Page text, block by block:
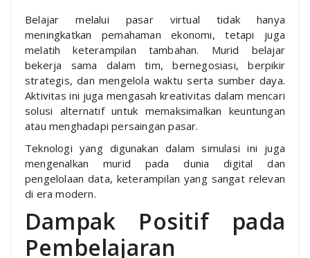
Belajar melalui pasar virtual tidak hanya
meningkatkan pemahaman ekonomi, tetapi juga
melatih keterampilan tambahan. Murid belajar
bekerja sama dalam tim, bernegosiasi, berpikir
strategis, dan mengelola waktu serta sumber daya.
Aktivitas ini juga mengasah kreativitas dalam mencari
solusi alternatif untuk memaksimalkan keuntungan
atau menghadapi persaingan pasar.
Teknologi yang digunakan dalam simulasi ini juga
mengenalkan murid pada dunia digital dan
pengelolaan data, keterampilan yang sangat relevan
di era modern.
Dampak Positif pada
Pembelajaran